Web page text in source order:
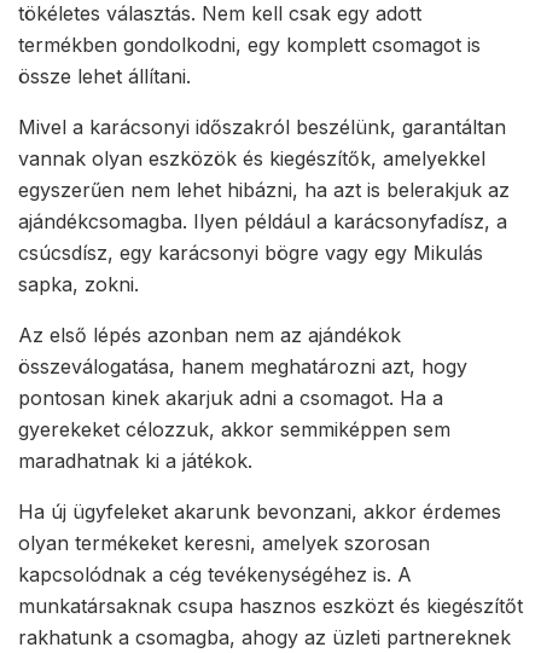
tökéletes választás. Nem kell csak egy adott
termékben gondolkodni, egy komplett csomagot is
össze lehet állítani.
Mivel a karácsonyi időszakról beszélünk, garantáltan
vannak olyan eszközök és kiegészítők, amelyekkel
egyszerűen nem lehet hibázni, ha azt is belerakjuk az
ajándékcsomagba. Ilyen például a karácsonyfadísz, a
csúcsdísz, egy karácsonyi bögre vagy egy Mikulás
sapka, zokni.
Az első lépés azonban nem az ajándékok
összeválogatása, hanem meghatározni azt, hogy
pontosan kinek akarjuk adni a csomagot. Ha a
gyerekeket célozzuk, akkor semmiképpen sem
maradhatnak ki a játékok.
Ha új ügyfeleket akarunk bevonzani, akkor érdemes
olyan termékeket keresni, amelyek szorosan
kapcsolódnak a cég tevékenységéhez is. A
munkatársaknak csupa hasznos eszközt és kiegészítőt
rakhatunk a csomagba, ahogy az üzleti partnereknek